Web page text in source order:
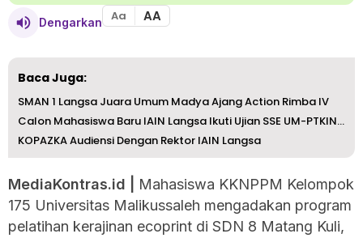
Dengarkan Aa AA
Baca Juga:
SMAN 1 Langsa Juara Umum Madya Ajang Action Rimba IV
Calon Mahasiswa Baru IAIN Langsa Ikuti Ujian SSE UM-PTKIN...
KOPAZKA Audiensi Dengan Rektor IAIN Langsa
MediaKontras.id | Mahasiswa KKNPPM Kelompok
175 Universitas Malikussaleh mengadakan program
pelatihan kerajinan ecoprint di SDN 8 Matang Kuli,